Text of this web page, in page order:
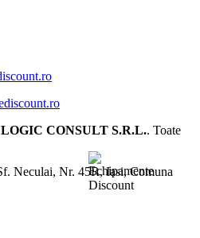
LOGIC CONSULT S.R.L.. Toate
Neculai, Nr. 45R,Iasi,Comuna